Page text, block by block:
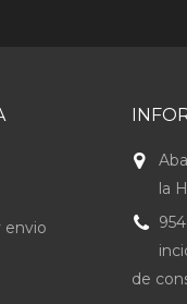
envio
la
de